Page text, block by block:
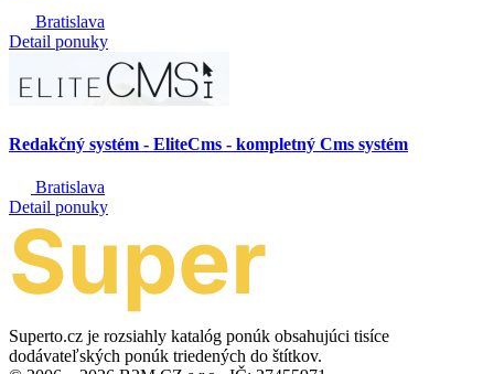
Bratislava
Detail ponuky
Redakčný systém - EliteCms - kompletný Cms systém
Bratislava
Detail ponuky
Superto.cz je rozsiahly katalóg ponúk obsahujúci tisíce
dodávateľských ponúk triedených do štítkov.